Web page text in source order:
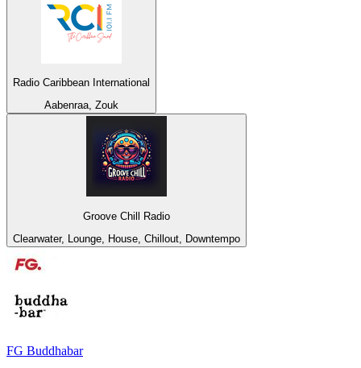
Radio Caribbean International
Aabenraa, Zouk
Groove Chill Radio
Clearwater, Lounge, House, Chillout, Downtempo
FG Buddhabar